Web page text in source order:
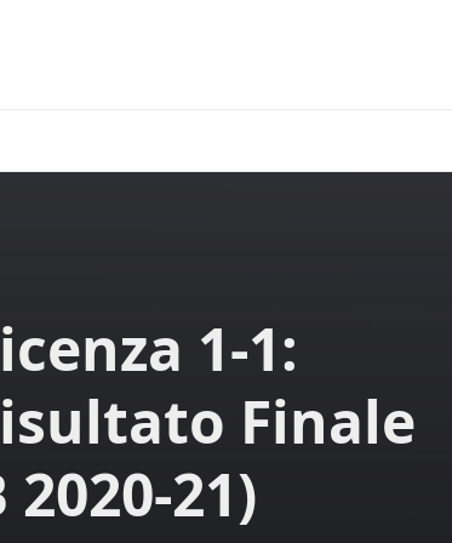
1-1:
Finale
2020-21)